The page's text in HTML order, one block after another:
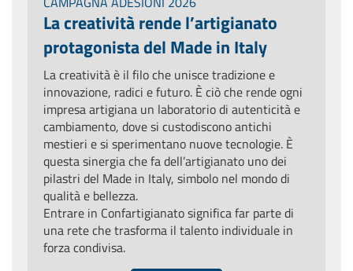
La creatività rende l’artigianato
protagonista del Made in Italy
La creatività è il filo che unisce tradizione e
innovazione, radici e futuro. È ciò che rende ogni
impresa artigiana un laboratorio di autenticità e
cambiamento, dove si custodiscono antichi
mestieri e si sperimentano nuove tecnologie. È
questa sinergia che fa dell’artigianato uno dei
pilastri del Made in Italy, simbolo nel mondo di
qualità e bellezza.
Entrare in Confartigianato significa far parte di
una rete che trasforma il talento individuale in
forza condivisa.